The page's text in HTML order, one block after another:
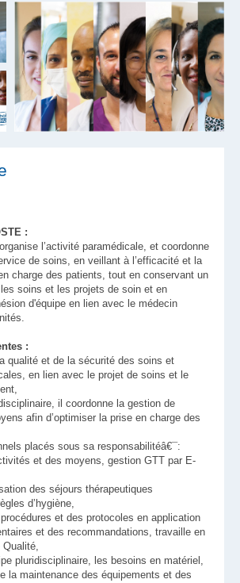
:
l’activité paramédicale, et coordonne
de soins, en veillant à l’efficacité et la
charge des patients, tout en conservant un
soins et les projets de soin et en
d'équipe en lien avec le médecin
:
qualité et de la sécurité des soins et
en lien avec le projet de soins et le
il coordonne la gestion de
afin d’optimiser la prise en charge des
placés sous sa responsabilitéâ€¯:
et des moyens, gestion GTT par E-
des séjours thérapeutiques
d’hygiène,
et des protocoles en application
et des recommandations, travaille en
Qualité,
pluridisciplinaire, les besoins en matériel,
la maintenance des équipements et des